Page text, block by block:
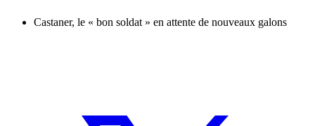
Castaner, le « bon soldat » en attente de nouveaux galons